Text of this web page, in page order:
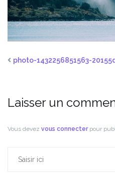
photo-1432256851563-
Laisser un
Vous devez vous connecterpour
Rechercher :